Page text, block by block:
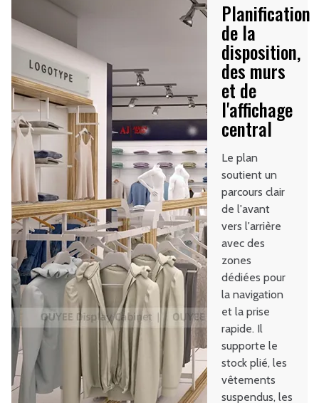
Planification
de la
disposition,
des murs
et de
l'affichage
central
Le plan
soutient un
parcours clair
de l'avant
vers l'arrière
avec des
zones
dédiées pour
la navigation
et la prise
rapide. Il
supporte le
stock plié, les
vêtements
suspendus, les